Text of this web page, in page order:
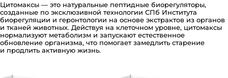
Цитомаксы — это натуральные пептидные биорегуляторы,
созданные по эксклюзивной технологии СПб Института
биорегуляции и геронтологии на основе экстрактов из органов
и тканей животных. Действуя на клеточном уровне, цитомаксы
нормализуют метаболизм и запускают естественное
обновление организма, что помогает замедлить старение
и продлить активную жизнь.